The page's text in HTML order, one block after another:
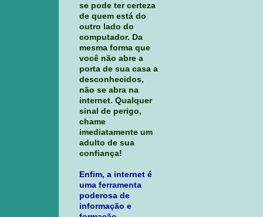
se pode ter certeza
de quem está do
outro lado do
computador. Da
mesma forma que
você não abre a
porta de sua casa a
desconhecidos,
não se abra na
internet. Qualquer
sinal de perigo,
chame
imediatamente um
adulto de sua
confiança!
Enfim, a internet é
uma ferramenta
poderosa de
informação e